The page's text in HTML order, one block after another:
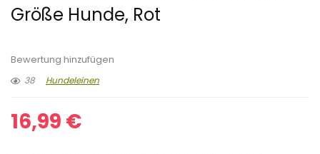
Größe Hunde, Rot
Bewertung hinzufügen
38
Hundeleinen
16,99 €